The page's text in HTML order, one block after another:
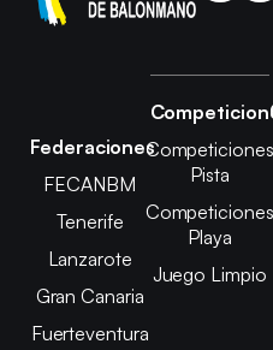
Federaciones
FECANBM
Tenerife
Lanzarote
Gran Canaria
Fuerteventura
Competiciones
Pista
Competiciones
Playa
Juego Limpio